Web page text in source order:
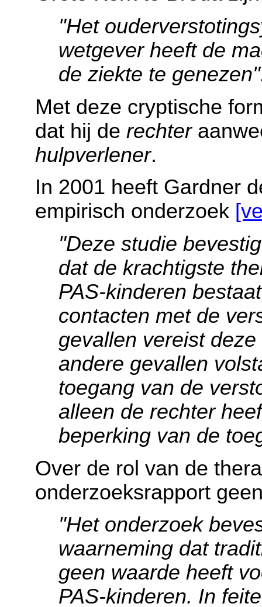
"Het
wetgever heeft de
de ziekte te
Met deze cryptische
dat hij de rechter
hulpverlener.
In 2001 heeft Gardner
empirisch onderzoek
"Deze studie
dat de krachtigste
PAS-kinderen
contacten met de
gevallen vereist
andere gevallen
toegang van de
alleen de rechter
beperking van de
Over de rol van de
onderzoeksrapport
"Het onderzoek
waarneming dat
geen waarde heeft
PAS-kinderen. In